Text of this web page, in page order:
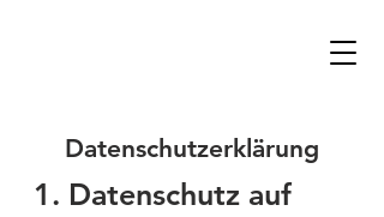
Datenschutzerklärung
1. Datenschutz auf